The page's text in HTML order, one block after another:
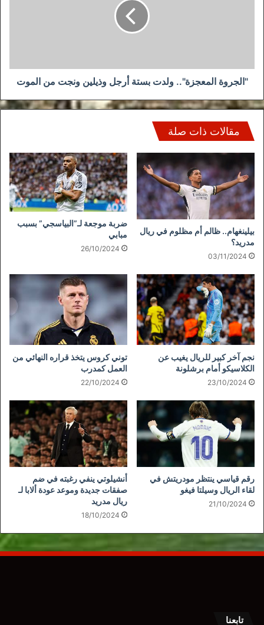
الموت
"الجروة المعجزة".. ولدت بستة أرجل وذيلين ونجت من الموت
مقالات ذات صلة
بيلينغهام.. ظالم أم مظلوم في ريال
مدريد؟
03/11/2024
ضربة موجعة لـ”البياسجي” بسبب
مبابي
26/10/2024
نجم آخر كبير للريال يغيب عن
الكلاسيكو أمام برشلونة
23/10/2024
توني كروس يتخذ قراره النهائي من
العمل كمدرب
22/10/2024
رقم قياسي ينتظر مودريتش في
لقاء الريال وسيلتا فيغو
21/10/2024
أنشيلوتي ينفي رغبته في ضم
صفقات جديدة وموعد عودة ألابا لـ
ريال مدريد
18/10/2024
تابعنا